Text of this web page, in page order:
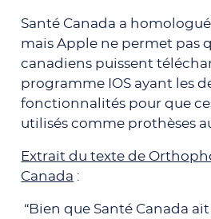
Santé Canada a
mais Apple ne permet pas
canadiens puissent
programme IOS ayant les
fonctionnalités pour que
utilisés comme prothèses
Extrait du texte de
Canada :
“Bien que Santé Canada